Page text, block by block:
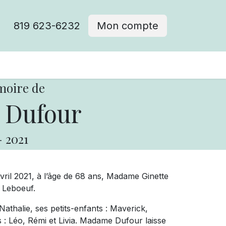
819 623-6232 Mon compte
de
2021
2021, à l’âge de 68 ans, Madame Ginette
ses petits-enfants : Maverick,
Léo, Rémi et Livia. Madame Dufour laisse